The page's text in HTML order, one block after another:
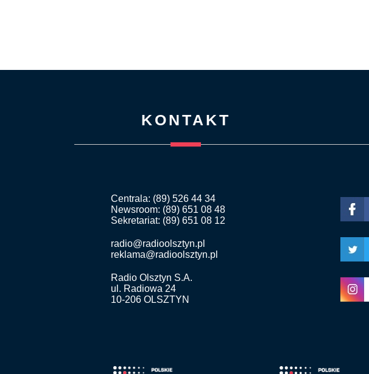
KONTAKT
Centrala: (89) 526 44 34
Newsroom: (89) 651 08 48
Sekretariat: (89) 651 08 12
radio@radioolsztyn.pl
reklama@radioolsztyn.pl
Radio Olsztyn S.A.
ul. Radiowa 24
10-206 OLSZTYN